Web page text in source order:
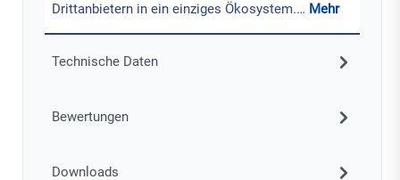
Drittanbietern in ein einziges Ökosystem.… Mehr
Technische Daten
Bewertungen
Downloads